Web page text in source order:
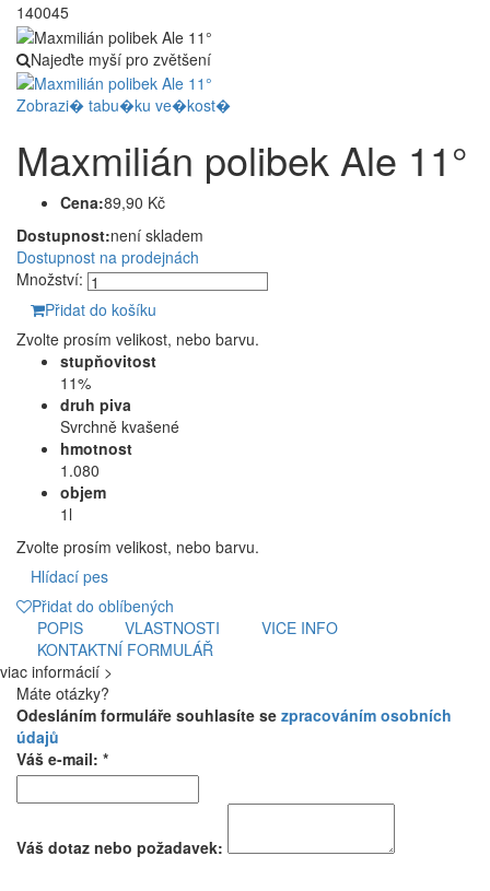
140045
Najeďte myší pro zvětšení
Zobrazi� tabu�ku ve�kost�
Maxmilián polibek Ale 11°
Cena:89,90 Kč
Dostupnost:není skladem
Dostupnost na prodejnách
Množství:
Přidat do košíku
Zvolte prosím velikost, nebo barvu.
stupňovitost
11%
druh piva
Svrchně kvašené
hmotnost
1.080
objem
1l
Zvolte prosím velikost, nebo barvu.
Hlídací pes
Přidat do oblíbených
POPIS
VLASTNOSTI
VICE INFO
KONTAKTNÍ FORMULÁŘ
viac informácií >
Máte otázky?
Odesláním formuláře souhlasíte se zpracováním osobních
údajů
Váš e-mail: *
Váš dotaz nebo požadavek: